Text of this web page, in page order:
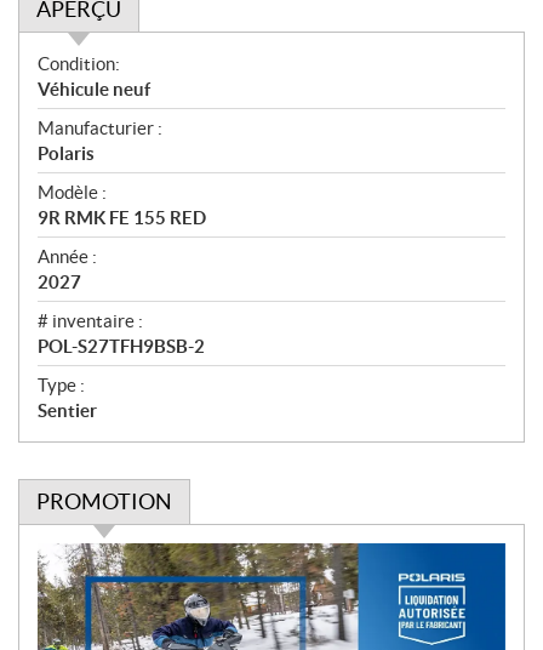
APERÇU
A
p
e
r
ç
u
Condition:
Véhicule neuf
Manufacturier :
Polaris
Modèle :
9R RMK FE 155 RED
Année :
2027
# inventaire :
POL-S27TFH9BSB-2
Type :
Sentier
PROMOTION
P
r
o
m